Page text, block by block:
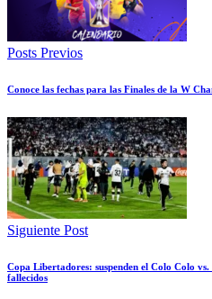
Posts Previos
Conoce las fechas para las Finales de la W
Siguiente Post
Copa Libertadores: suspenden el Colo Colo
fallecidos